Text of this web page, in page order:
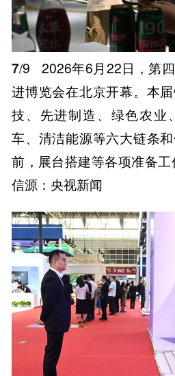
7/9
2026年6月22日，第
进博览会在北京开幕。本
技、先进制造、绿色农业
车、清洁能源等六大链条
前，展台搭建等各项准备
信源：央视新闻